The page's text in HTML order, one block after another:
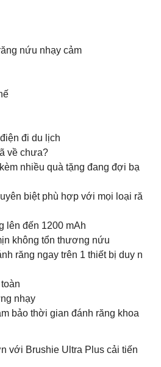
nứu nhạy cảm
đi du lịch
về chưa?
nhiều quà tặng đang đợi bạ
biệt phù hợp với mọi loại ră
lên đến 1200 mAh
không tổn thương nứu
răng ngay trên 1 thiết bị duy n
nhạy
bảo thời gian đánh răng khoa
với Brushie Ultra Plus cải tiến